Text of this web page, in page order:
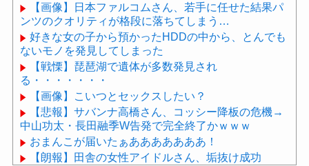
【画像】日本ファルコムさん、若手に任せた結果パ
ンツのクオリティが格段に落ちてしまう…
好きな女の子から預かったHDDの中から、とんでも
ないモノを発見してしまった
【戦慄】琵琶湖で遺体が多数発見され
る・・・・・・・
【画像】こいつとセックスしたい？
【悲報】サバンナ高橋さん、コッシー降板の危機→
中山功太・長田融季W告発で完全終了かｗｗｗ
おまんこが届いたぁあああああああ！
【朗報】田舎の女性アイドルさん、垢抜け成功